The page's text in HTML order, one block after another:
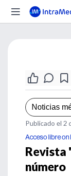
Noticias
Publicado el 2
Acceso libre on
Revista
número